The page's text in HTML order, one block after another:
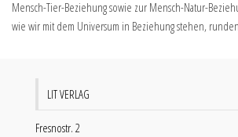
Mensch-Tier-Beziehung sowie zur Mensch-Natur-
wie wir mit dem Universum in Beziehung stehen,
LIT VERLAG
Fresnostr. 2